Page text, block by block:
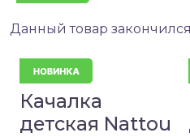
Данный товар закончился
Качалка
детская Nattou